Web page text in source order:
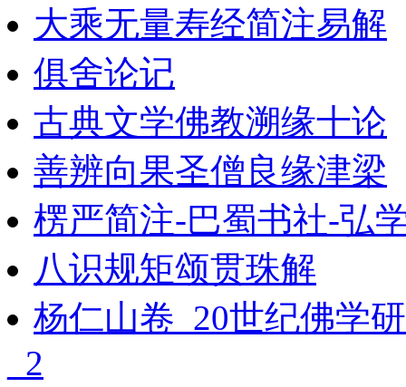
大乘无量寿经简注易解
俱舍论记
古典文学佛教溯缘十论
善辨向果圣僧良缘津梁
楞严简注-巴蜀书社-弘
八识规矩颂贯珠解
杨仁山卷_20世纪佛学
_2